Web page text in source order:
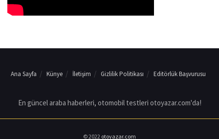
Ana Sayfa Künye İletişim Gizlilik Politikası Editörlük Başvurusu
En güncel araba haberleri, otomobil testleri otoyazar.com'da!
© 2022 otoyazar.com